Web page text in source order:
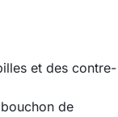
et des contre-
de